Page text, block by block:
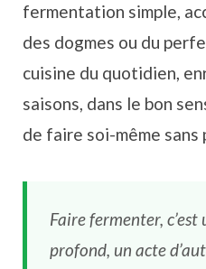
fermentation simple,
des dogmes ou du
cuisine du quotidien,
saisons, dans le bon
de faire soi-même sans
Faire fermenter,
profond, un acte